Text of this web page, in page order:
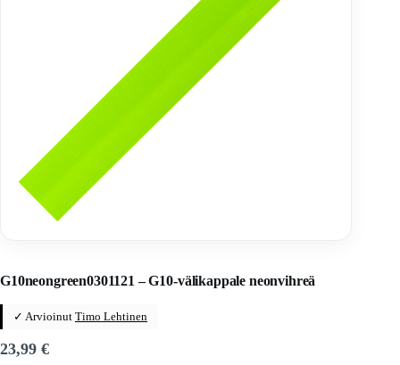
G10neongreen0301121 – G10-välikappale neonvihreä
✓ Arvioinut Timo Lehtinen
23,99 €